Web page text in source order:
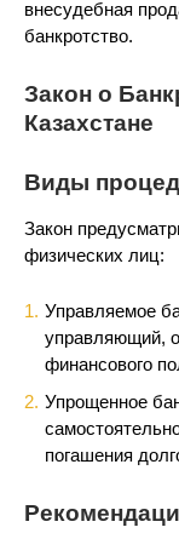
внесудебная
банкротство.
Закон о
Казахстане
Виды
Закон
физических лиц:
Управляемое
управляющий,
финансового
Упрощенное
погашения